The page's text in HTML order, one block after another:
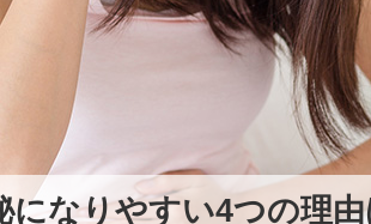
になりやすい4つの理